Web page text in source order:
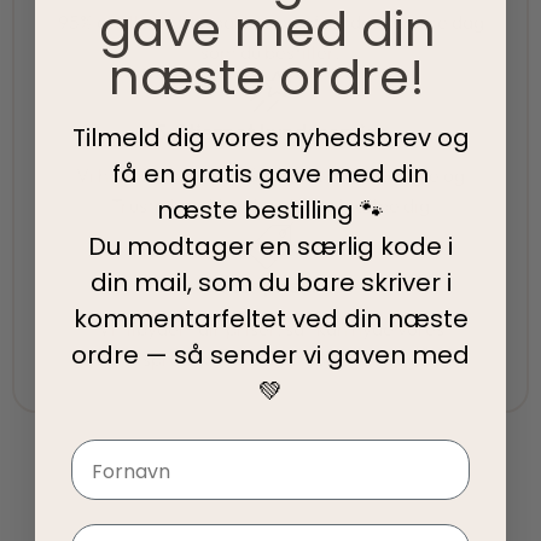
95% af alle ordrer pakkes og afsendes samme dag
som du bestiller.
5-Stjernet kundeservice
Vi har topscore på både Facebook, Google og
Trustpilot - Vi er her for at hjælpe dig
Fair priser
Vi tilbyder fair priser, så I kan nyde vores
kvalitetsprodukter uden at springe budgettet.
gave med din
næste ordre!
Tilmeld dig vores nyhedsbrev og
få en gratis gave med din
næste bestilling 🐾
Du modtager en særlig kode i
din mail, som du bare skriver i
kommentarfeltet ved din næste
ordre — så sender vi gaven med
💚
Navn